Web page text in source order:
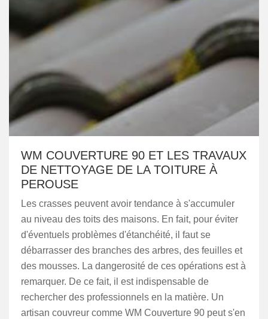
WM COUVERTURE 90 ET LES TRAVAUX
DE NETTOYAGE DE LA TOITURE À
PEROUSE
Les crasses peuvent avoir tendance à s'accumuler
au niveau des toits des maisons. En fait, pour éviter
d'éventuels problèmes d'étanchéité, il faut se
débarrasser des branches des arbres, des feuilles et
des mousses. La dangerosité de ces opérations est à
remarquer. De ce fait, il est indispensable de
rechercher des professionnels en la matière. Un
artisan couvreur comme WM Couverture 90 peut s'en